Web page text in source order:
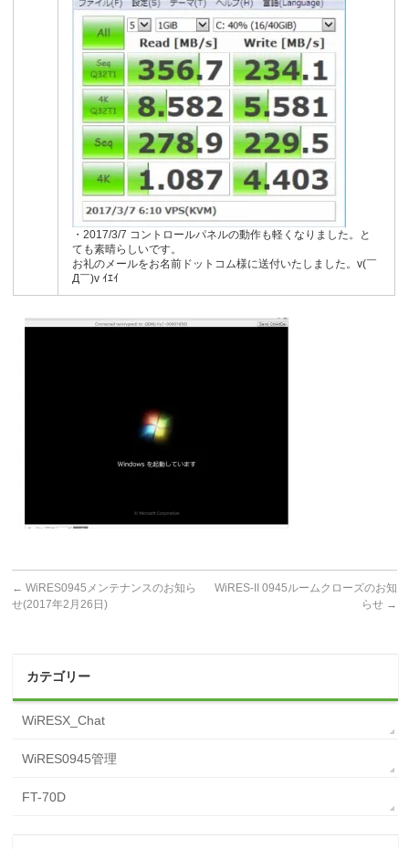
・2017/3/7 コントロールパネルの動作も軽くなりました。と
ても素晴らしいです。
お礼のメールをお名前ドットコム様に送付いたしました。v(￣
Д￣)v ｲｴｲ
← WiRES0945メンテナンスのお知ら
せ(2017年2月26日)
WiRES-II 0945ルームクローズのお知
らせ →
カテゴリー
WiRESX_Chat
WiRES0945管理
FT-70D